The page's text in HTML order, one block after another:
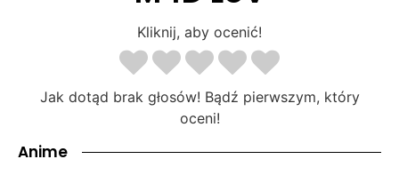
Kliknij, aby ocenić!
Jak dotąd brak głosów! Bądź pierwszym, który
oceni!
Anime